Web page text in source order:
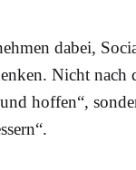
dabei,
Nicht nach
hoffen“,